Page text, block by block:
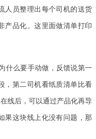
人员整理出每个司机的送货
产品化。这里面做清单打印
什么要手动做，反馈说第一
，第二司机看纸质清单比看
线后，可以通过产品化再导
果这块线上化没有问题，那